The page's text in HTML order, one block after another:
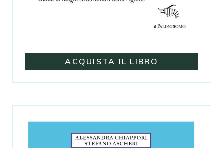
ACQUISTA IL LIBRO